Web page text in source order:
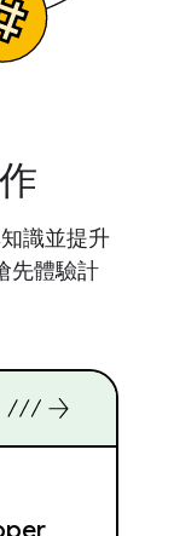
識並提升
先體驗計